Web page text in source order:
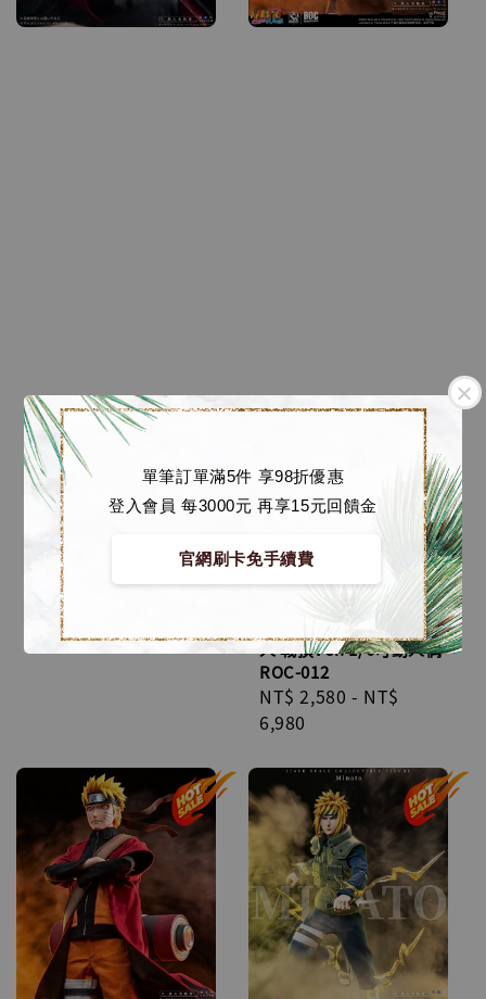
單筆訂單滿5件 享98折優惠
登入會員 每3000元 再享15元回饋金
官網刷卡免手續費
【預購】Rocket Toys
皮樂中國正版授權 《火
影忍者 疾風傳》自來也
1/6可動人偶 標準版
ROC-019
Regular
price
NT$ 2,980
7,780
【預購】Rocket Toys
皮樂中國正版授權 《火
影忍者 疾風傳》漩渦鳴
人 戰損Ver. 1/6可動人偶
ROC-012
Regular
price
NT$ 2,580 - NT$
6,980